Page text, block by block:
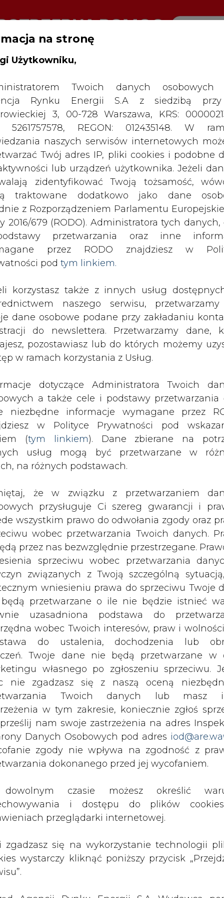
ZMIANY KADROWE NA RYNKU
na stronę
Użytkowniku,
Twoich danych osobowych
Rynku Energii S.A z siedzibą
3, 00-728 Warszawa, KRS:
5261757578, REGON: 012435148. W
naszych serwisów internetowych
Twój adres IP, pliki cookies i podobne
lub urządzeń użytkownika. Jeżeli
zidentyfikować Twoją tożsamość,
traktowane dodatkowo jako dane
z Rozporządzeniem Parlamentu
2016/679 (RODO). Administratora tych danych,
przetwarzania oraz inne
przez RODO znajdziesz w
pod tym linkiem.
korzystasz także z innych usług
naszego serwisu,
dane osobowe podane przy zakładaniu
do newslettera. Przetwarzamy dane,
pozostawiasz lub do których możemy
w ramach korzystania z Usług.
dotyczące Administratora Twoich
a także cele i podstawy przetwarzania
niezbędne informacje wymagane przez
w Polityce Prywatności pod
(tym linkiem). Dane zbierane na
usług mogą być przetwarzane w
na różnych podstawach.
że w związku z przetwarzaniem
przysługuje Ci szereg gwarancji i
wszystkim prawo do odwołania zgody oraz
wobec przetwarzania Twoich danych.
przez nas bezwzględnie przestrzegane.
sprzeciwu wobec przetwarzania
związanych z Twoją szczególną
wniesieniu prawa do sprzeciwu Twoje
przetwarzane o ile nie będzie istnieć
uzasadniona podstawa do
wobec Twoich interesów, praw i
do ustalenia, dochodzenia lub
Twoje dane nie będą przetwarzane w
własnego po zgłoszeniu sprzeciwu.
nie zgadzasz się z naszą oceną
Twoich danych lub masz
w tym zakresie, koniecznie zgłoś
prześlij nam swoje zastrzeżenia na adres
Danych Osobowych pod adres
zgody nie wpływa na zgodność z
dokonanego przed jej wycofaniem.
czasie możesz określić
i dostępu do plików
przeglądarki internetowej.
zgadzasz się na wykorzystanie technologii
wystarczy kliknąć poniższy przycisk
Nadzorcza BOT przyjęła dymisję Bickiego
drukuj skomentuj udostępnij :
dymisję Bickiego
przyjęła wczoraj rezygnację
tej spółki &#8211; podaje
przez 2 tygodnie, do końca września.
Jerzego Łaskawca, wiceprezesa spółki oraz
kopalni.
Artykuł powstał bez wsparcia narzędzi sztucznej
inteligencji. Wydawca portalu CIRE zgadza się na
publikacji do szkoleń treningowych LLM.
PODPIS
Przesłanie komentarza oznacza akceptację zasad korzystania
z portalu cire.pl
treści marketingowych w postaci newslettera
w Warszawie.
Państwa danych osobowych, w tym informacje o